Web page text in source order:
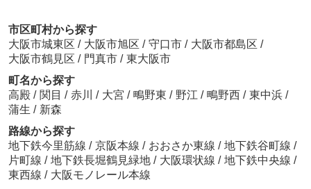
市区町村から探す
大阪市城東区 / 大阪市旭区 / 守口市 / 大阪市都島区 /
大阪市鶴見区 / 門真市 / 東大阪市
町名から探す
高殿 / 関目 / 赤川 / 大宮 / 鴫野東 / 野江 / 鴫野西 / 東中浜 /
蒲生 / 新森
路線から探す
地下鉄今里筋線 / 京阪本線 / おおさか東線 / 地下鉄谷町線 /
片町線 / 地下鉄長堀鶴見緑地 / 大阪環状線 / 地下鉄中央線 /
東西線 / 大阪モノレール本線